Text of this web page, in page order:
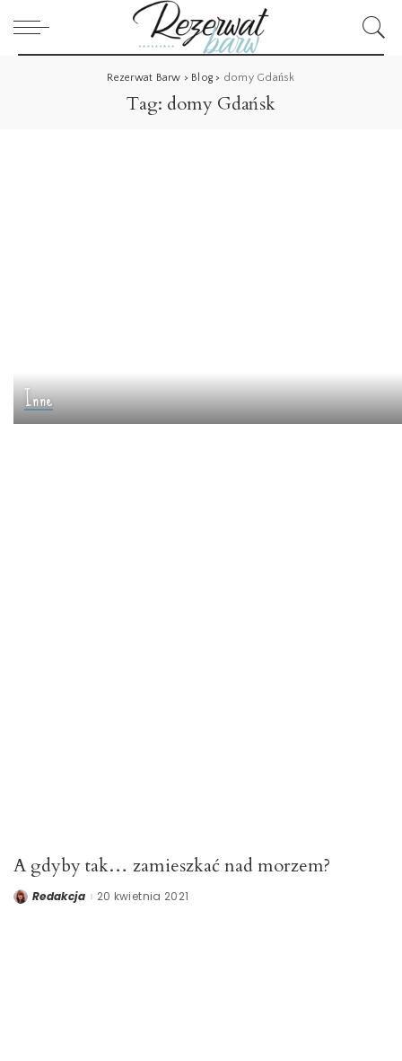
Rezerwat Barw > Blog > domy Gdańsk
Tag: domy Gdańsk
Inne
A gdyby tak… zamieszkać nad morzem?
PostedRedakcja 20 kwietnia 2021